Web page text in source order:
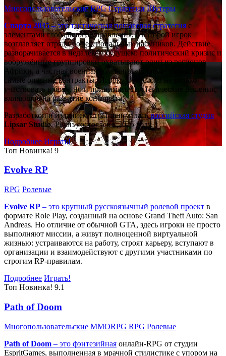
Многопользовательские RPG Стратегии Шутеры
Спарта 2035– это тактическаяпошаговая стратегияс
элементами глобального управления, в которой игрок
возглавляет отряд профессиональных наёмников. Действие
разворачивается в недалёком будущем: политический кризис и
вооружённые группировки охватывают один из регионов
Африки, а частная военная компания «Спарта» берётся за
самые опасные контракты. Игроку предстоит не только
участвовать в боях, но и принимать стратегические решения,
влияющие на развитие конфликта.
Разработкой и изданием игры занималасьроссийская студия
Lipsar Studio. Релиз состоялся в 2025 году.
Подробнее Играть!
Топ Новинка! 9
Evolve RP
RPG Ролевые
Evolve RP – это крупный русскоязычный ролевой проект в
формате Role Play, созданный на основе Grand Theft Auto: San
Andreas. Но отличие от обычной GTA, здесь игроки не просто
выполняют миссии, а живут полноценной виртуальной
жизнью: устраиваются на работу, строят карьеру, вступают в
организации и взаимодействуют с другими участниками по
строгим RP-правилам.
Подробнее Играть!
Топ Новинка! 9.1
Path of Doom
Многопользовательские MMORPG RPG Ролевые
Path of Doom – это фэнтезийная онлайн-RPG от студии
EspritGames, выполненная в мрачной стилистике с упором на